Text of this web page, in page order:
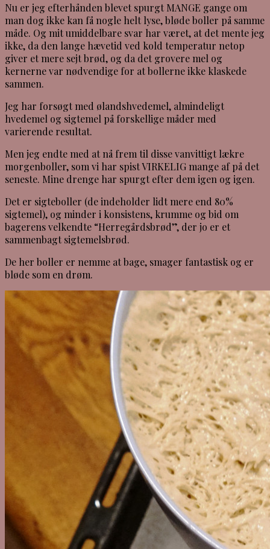
Nu er jeg efterhånden blevet spurgt MANGE gange om
man dog ikke kan få nogle helt lyse, bløde boller på samme
måde. Og mit umiddelbare svar har været, at det mente jeg
ikke, da den lange hævetid ved kold temperatur netop
giver et mere sejt brød, og da det grovere mel og
kernerne var nødvendige for at bollerne ikke klaskede
sammen.
Jeg har forsøgt med ølandshvedemel, almindeligt
hvedemel og sigtemel på forskellige måder med
varierende resultat.
Men jeg endte med at nå frem til disse vanvittigt lækre
morgenboller, som vi har spist VIRKELIG mange af på det
seneste. Mine drenge har spurgt efter dem igen og igen.
Det er sigteboller (de indeholder lidt mere end 80%
sigtemel), og minder i konsistens, krumme og bid om
bagerens velkendte “Herregårdsbrød”, der jo er et
sammenbagt sigtemelsbrød.
De her boller er nemme at bage, smager fantastisk og er
bløde som en drøm.